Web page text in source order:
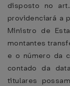
disposto no
providenciará a
Ministro de
montantes
e o número da
contado da
titulares